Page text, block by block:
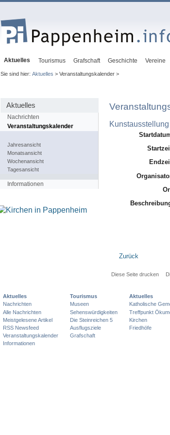
Aktuelles Tourismus Grafschaft Geschichte Vereine
Sie sind hier: Aktuelles > Veranstaltungskalender >
Aktuelles
Nachrichten
Veranstaltungskalender
Jahresansicht
Monatsansicht
Wochenansicht
Tagesansicht
Informationen
Zurück
Diese Seite drucken
Aktuelles
Nachrichten
Alle Nachrichten
Meistgelesene Artikel
RSS Newsfeed
Veranstaltungskalender
Informationen
Tourismus
Museen
Sehenswürdigkeiten
Die Steinreichen 5
Ausflugsziele
Grafschaft
Aktuelles
Katholische
Treffpunkt
Kirchen
Friedhöfe